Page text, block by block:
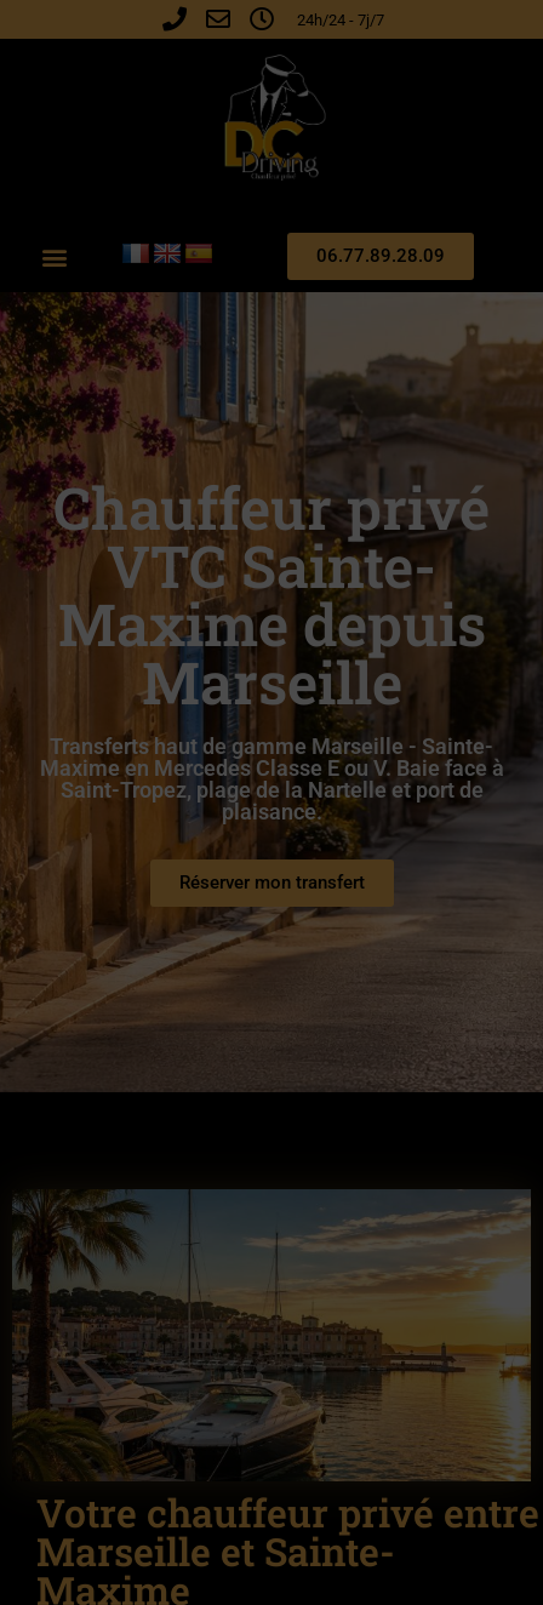
24h/24 - 7j/7
06.77.89.28.09
Chauffeur privé
VTC Sainte-
Maxime depuis
Marseille
Transferts haut de gamme Marseille - Sainte-
Maxime en Mercedes Classe E ou V. Baie face à
Saint-Tropez, plage de la Nartelle et port de
plaisance.
Réserver mon transfert
Votre chauffeur privé entre
Marseille et Sainte-
Maxime